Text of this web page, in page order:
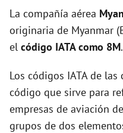
La compañía aérea
originaria de Myanmar
el código IATA como 8M.
Los códigos IATA de
código que sirve para
empresas de aviación
grupos de dos